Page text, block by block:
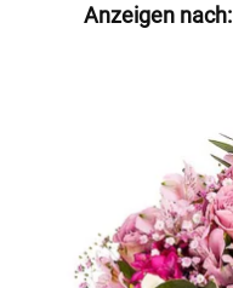
Anzeigen nach: